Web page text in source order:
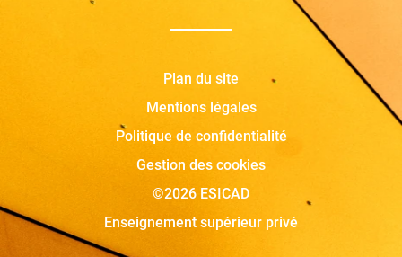
Plan du site
Mentions légales
Politique de confidentialité
Gestion des cookies
©2026 ESICAD
Enseignement supérieur privé